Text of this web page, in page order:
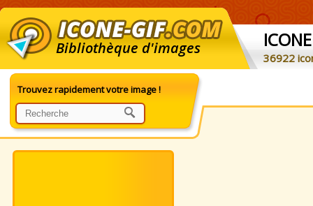
Bibliothèque d'images ICONE
36922
Trouvez rapidement votre image !